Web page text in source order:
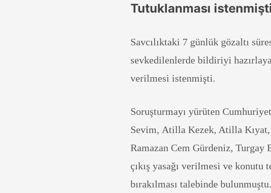
Tutuklanması
Savcılıktaki 7 günlük gözaltı
sevkedilenlerde bildiriyi
verilmesi istenmişti.
Soruşturmayı yürüten
Sevim, Atilla Kezek, Atilla Kıyat,
Ramazan Cem Gürdeniz, Turgay
çıkış yasağı verilmesi ve
bırakılması talebinde bulunmuştu.